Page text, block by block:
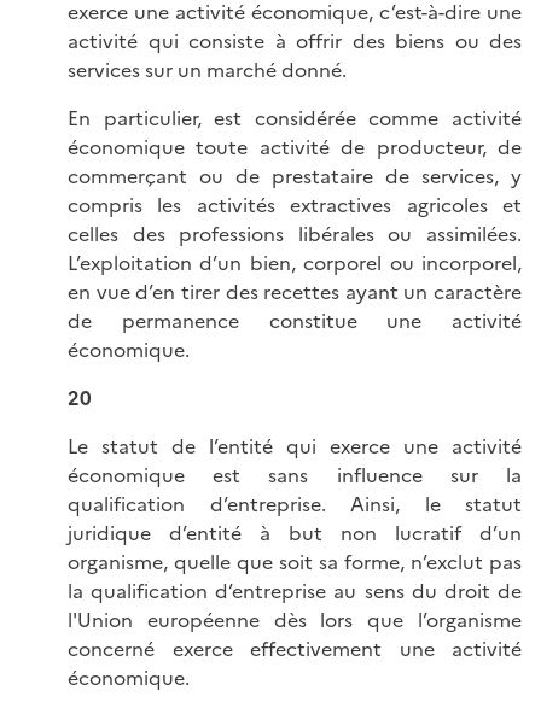
exerce une activité économique, c’est-à-dire une
activité qui consiste à offrir des biens ou des
services sur un marché donné.
En particulier, est considérée comme activité
économique toute activité de producteur, de
commerçant ou de prestataire de services, y
compris les activités extractives agricoles et
celles des professions libérales ou assimilées.
L’exploitation d’un bien, corporel ou incorporel,
en vue d’en tirer des recettes ayant un caractère
de permanence constitue une activité
économique.
20
Le statut de l’entité qui exerce une activité
économique est sans influence sur la
qualification d’entreprise. Ainsi, le statut
juridique d’entité à but non lucratif d’un
organisme, quelle que soit sa forme, n’exclut pas
la qualification d’entreprise au sens du droit de
l'Union européenne dès lors que l’organisme
concerné exerce effectivement une activité
économique.